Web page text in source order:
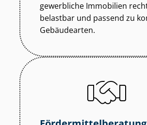
gewerbliche Immobilien
belastbar und passend zu
Gebäudearten.